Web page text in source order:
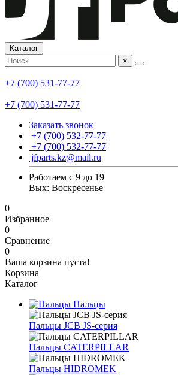
Каталог
×
+7 (700) 531-77-77
+7 (700) 531-77-77
Заказать звонок
+7 (700) 532-77-77
+7 (700) 532-77-77
jfparts.kz@mail.ru
Работаем с 9 до 19
Вых: Воскресенье
0
Избранное
0
Сравнение
0
Ваша корзина пуста!
Корзина
Каталог
Пальцы
Пальцы JCB JS-серия
Пальцы CATERPILLAR
Пальцы HIDROMEK